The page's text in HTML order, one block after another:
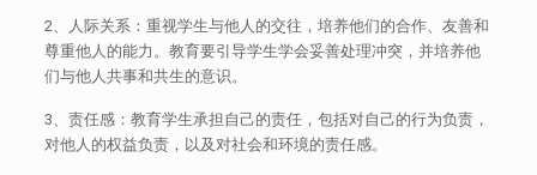
2、人际关系：重视学生与他人的交往，培养他们的合作、友善和
尊重他人的能力。教育要引导学生学会妥善处理冲突，并培养他
们与他人共事和共生的意识。
3、责任感：教育学生承担自己的责任，包括对自己的行为负责，
对他人的权益负责，以及对社会和环境的责任感。